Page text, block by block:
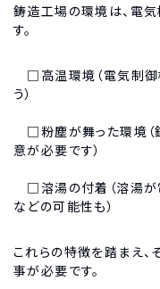
鋳造工場の環境は、電
す。
□高温環境（電気制御
う）
□粉塵が舞った環境（
意が必要です）
□溶湯の付着（溶湯が
などの可能性も）
これらの特徴を踏まえ
事が必要です。